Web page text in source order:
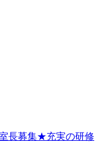
長募集★充実の研修